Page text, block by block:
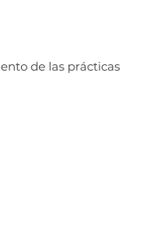
de las prácticas